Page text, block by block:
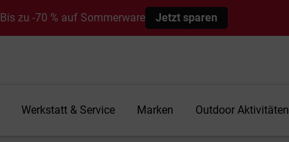
Bis zu -70 % auf Sommerware Jetzt sparen
Werkstatt & Service Marken Outdoor Aktivitäten